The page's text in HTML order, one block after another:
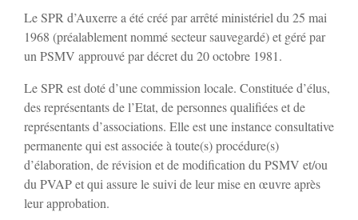
Villefargeau
Villeneuve-St-Salves
Vincelles
Vincelottes
Le SPR d’Auxerre a été créé par arrêté ministériel du 25 mai
1968 (préalablement nommé secteur sauvegardé) et géré par
un PSMV approuvé par décret du 20 octobre 1981.
Le SPR est doté d’une commission locale. Constituée d’élus,
des représentants de l’Etat, de personnes qualifiées et de
représentants d’associations. Elle est une instance consultative
permanente qui est associée à toute(s) procédure(s)
d’élaboration, de révision et de modification du PSMV et/ou
du PVAP et qui assure le suivi de leur mise en œuvre après
leur approbation.